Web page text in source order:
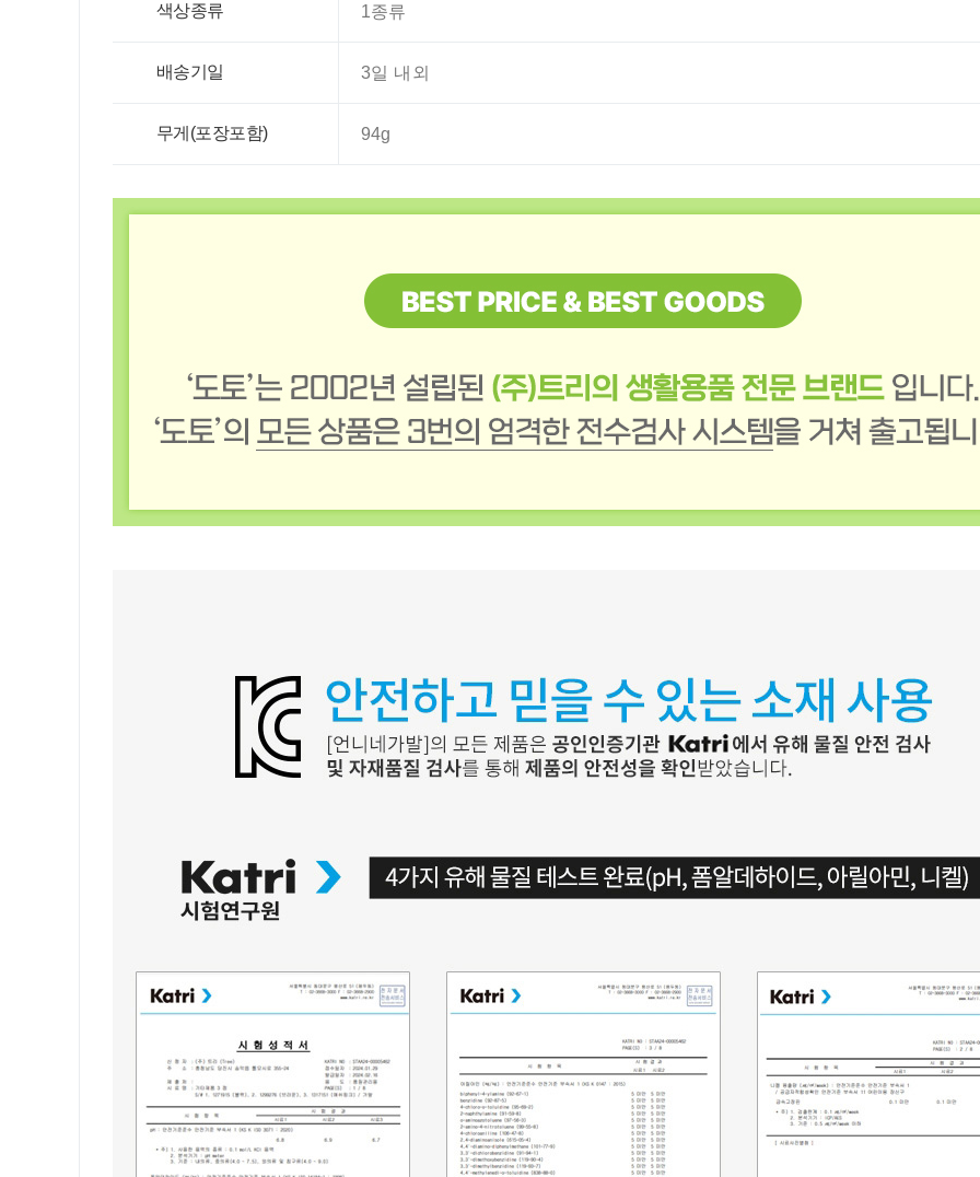
색상종류 1종류
배송기일 3일 내외
무게(포장포함) 94g